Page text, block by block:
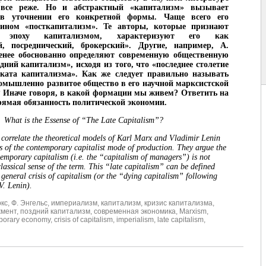
все реже. Но и абстрактный «капитализм» вызывает
в уточнении его конкретной формы. Чаще всего его
«посткапитализм». Те авторы, которые признают
эпоху капитализмом, характеризуют его как
посреднический, брокерский». Другие, например, А.
обоснованно определяют современную общественную
капитализм», исходя из того, что «последнее столетие
капитализма». Как же следует правильно называть
развитое общество в его научной марксистской
Иначе говоря, в какой формации мы живем? Ответить на
обязанность политической экономии.
What is the Essense of “The Late Capitalism”?
the theoretical models of Karl Marx and Vladimir Lenin
of the contemporary capitalist mode of production. They argue the
capitalism (i.e. the “capitalism of managers”) is not
sense of the term. This “late capitalism” can be defined
crisis of capitalism (or the “dying capitalism” following
Lenin).
, Ф. Энгельс, империализм, капитализм, кризис капитализма,
, поздний капитализм, современная экономика, Marxism,
economy, crisis of capitalism, imperialism, late capitalism,